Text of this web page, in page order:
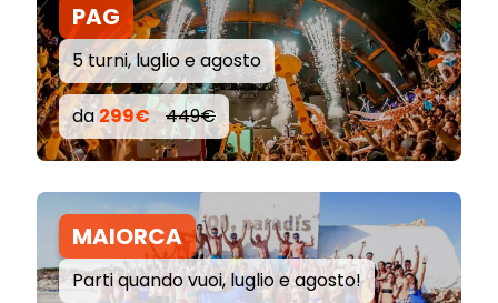
PAG
5 turni, luglio e agosto
da299€ 449€
MAIORCA
Parti quando vuoi, luglio e agosto!